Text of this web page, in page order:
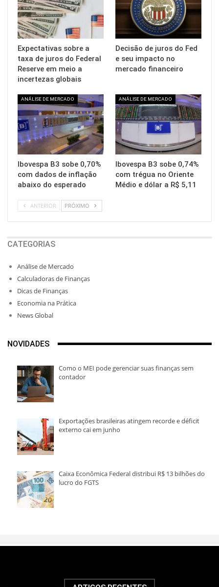
Expectativas sobre a
taxa de juros do Federal
Reserve em meio a
incertezas globais
Decisão de juros do Fed
e seu impacto no
mercado financeiro
ANÁLISE DE MERCADO
Ibovespa B3 sobe 0,70%
com dados de inflação
abaixo do esperado
ANÁLISE DE MERCADO
Ibovespa B3 sobe 0,74%
com trégua no Oriente
Médio e dólar a R$ 5,11
ANTERIOR PRÓXIMO
CATEGORIAS
Análise de Mercado
Calculadoras de Finanças
Dicas de Finanças
Economia na Prática
News Global
NOVIDADES
Como o MEI pode gerenciar suas finanças sem
contador
Exportações brasileiras atingem recorde e déficit
externo cai em junho
Caixa Econômica Federal distribui R$ 13 bilhões do
lucro do FGTS